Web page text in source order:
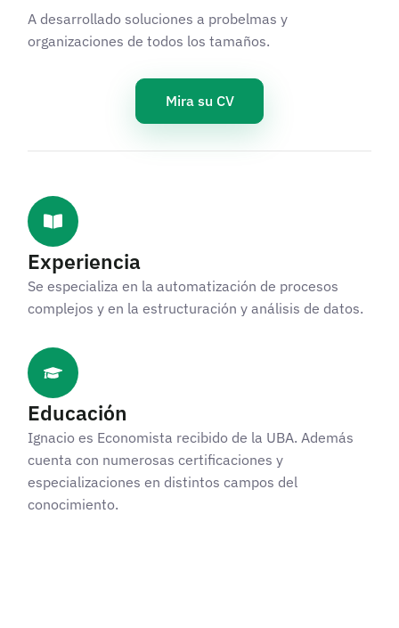
A desarrollado soluciones a probelmas y
organizaciones de todos los tamaños.
Mira su CV
Experiencia
Se especializa en la automatización de procesos
complejos y en la estructuración y análisis de datos.
Educación
Ignacio es Economista recibido de la UBA. Además
cuenta con numerosas certificaciones y
especializaciones en distintos campos del
conocimiento.